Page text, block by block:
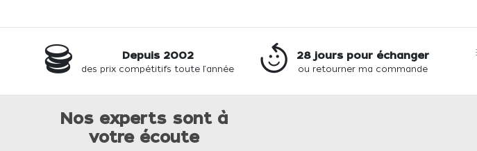
Depuis 2002
des prix compétitifs toute l'année
28 jours pour échanger
ou retourner ma commande
Nos experts sont à
votre écoute